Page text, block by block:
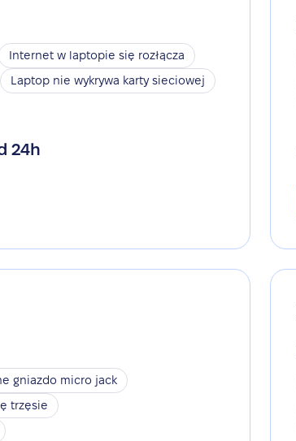
Internet w laptopie się rozłącza
Laptop nie wykrywa karty sieciowej
24h
gniazdo micro jack
trzęsie